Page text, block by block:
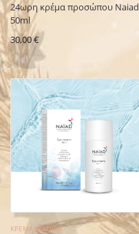
24ωρη κρέμα προσώπου Naiad
50ml
30,00€
ΚΡΈΜΑ ΜΑΤΙΏΝ